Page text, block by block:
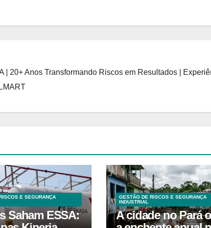
| 20+ Anos Transformando Riscos em Resultados |
E SEGURANÇA
Saham ESSA:
GESTÃO DE RISCOS E SEGURANÇA
INDUSTRIAL
A cidade no Pará